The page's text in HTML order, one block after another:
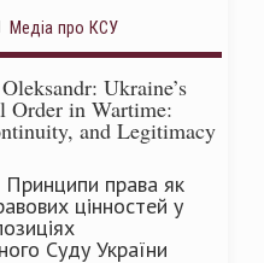
Медіа про КСУ
Ukraine’s
Order in Wartime:
and Legitimacy
права як
цінностей у
Суду України